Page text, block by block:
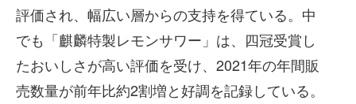
評価され、幅広い層からの⽀持を得ている。中
でも「麒麟特製レモンサワー」は、四冠受賞し
たおいしさが⾼い評価を受け、2021年の年間販
売数量が前年⽐約2割増と好調を記録している。